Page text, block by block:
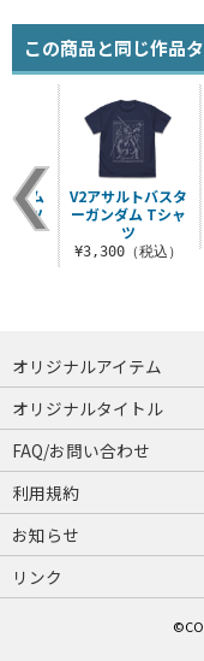
この商品と同じ作品
ダム
ャツ
込）
V2アサルトバスタ
ーガンダム Tシャ
ツ
¥3,300（税込）
オリジナルアイテム
つままれ
つかまれ
ピョコッテ
オリジナルタイトル
アイテムヤ
ミスカトニック大學購買部
FAQ/お問い合わせ
FAQ
お問い合わせ
利用規約
会員規約・ポイント規約
特定商取引法に関する表示
プライバシーポリシー
お知らせ
店舗情報
採用情報
発売日変更のお知らせ
販売代理店・取扱店募集
海外のご案内（English）
リンク